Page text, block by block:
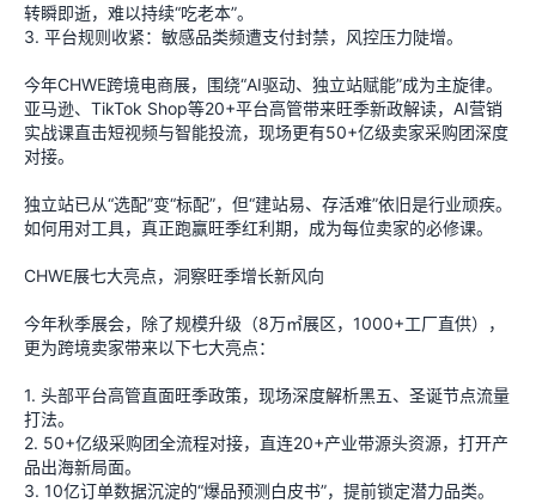
转瞬即逝，难以持续“吃老本”。
3. 平台规则收紧：敏感品类频遭支付封禁，风控压力陡增。
今年CHWE跨境电商展，围绕“AI驱动、独立站赋能”成为主旋律。
亚马逊、TikTok Shop等20+平台高管带来旺季新政解读，AI营销
实战课直击短视频与智能投流，现场更有50+亿级卖家采购团深度
对接。
独立站已从“选配”变“标配”，但“建站易、存活难”依旧是行业顽疾。
如何用对工具，真正跑赢旺季红利期，成为每位卖家的必修课。
CHWE展七大亮点，洞察旺季增长新风向
今年秋季展会，除了规模升级（8万㎡展区，1000+工厂直供），
更为跨境卖家带来以下七大亮点：
1. 头部平台高管直面旺季政策，现场深度解析黑五、圣诞节点流量
打法。
2. 50+亿级采购团全流程对接，直连20+产业带源头资源，打开产
品出海新局面。
3. 10亿订单数据沉淀的“爆品预测白皮书”，提前锁定潜力品类。